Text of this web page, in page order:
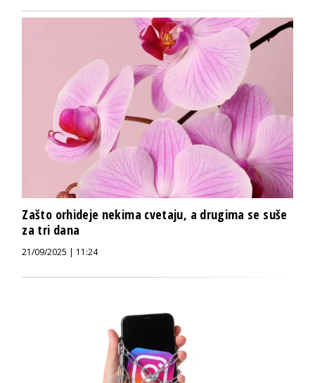
Zašto orhideje nekima cvetaju, a drugima se suše
za tri dana
21/09/2025 | 11:24